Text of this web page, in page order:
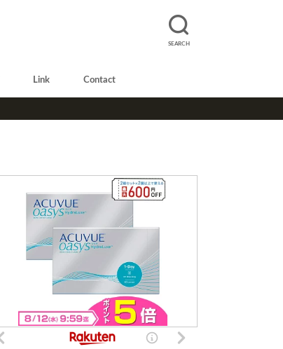
SEARCH
Link Contact